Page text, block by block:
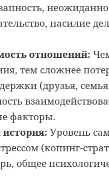
насилие
отношений:
тем сложнее
(друзья,
факторы.
Уровень
(копинг-
общее